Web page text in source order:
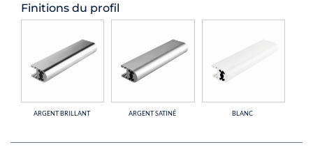
Finitions du profil
ARGENT BRILLANT ARGENT SATINÉ BLANC